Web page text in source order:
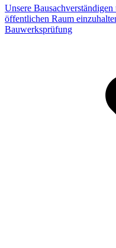
Unsere
öffentlichen Raum
Bauwerksprüfung